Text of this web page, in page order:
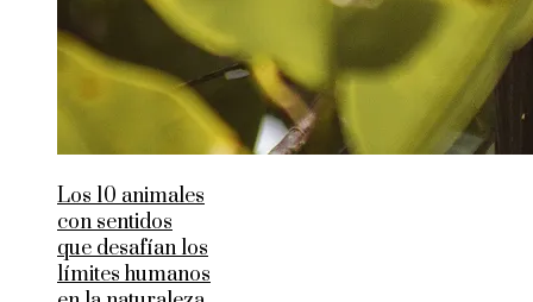
Los 10 animales
con sentidos
que desafían los
límites humanos